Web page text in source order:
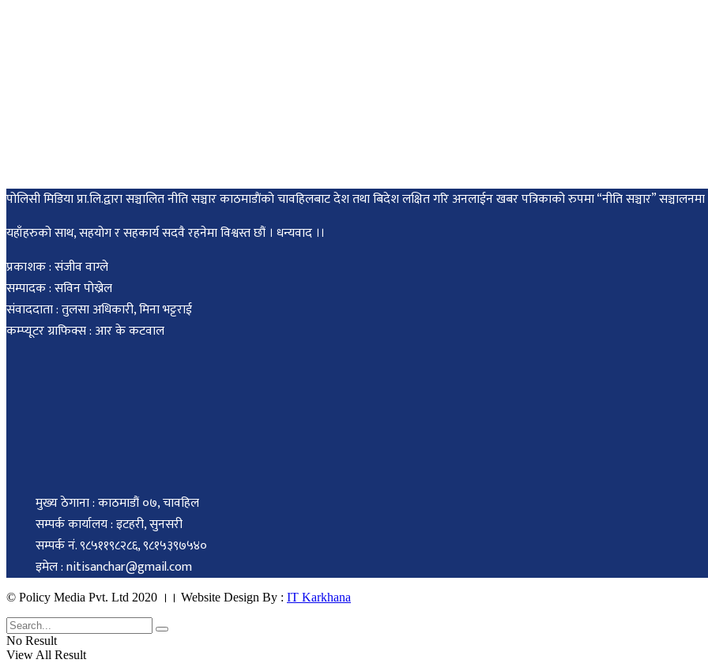
पोलिसी मिडिया प्रा.लि.द्वारा सञ्चालित नीति सञ्चार काठमाडाैंकाे चावहिलबाट देश तथा बिदेश लक्षित गरि अनलाईन खबर पत्रिकाको रुपमा “नीति सञ्चार”
यहाँहरुको साथ, सहयोग र सहकार्य सदवै रहनेमा विश्वस्त छौं । धन्यवाद ।।
प्रकाशक : संजीव वाग्ले
सम्पादक : सविन पोख्रेल
संवाददाता : तुलसा अधिकारी, मिना भट्टराई
कम्प्यूटर ग्राफिक्स : आर के कटवाल
मुख्य ठेगाना : काठमाडौं ०७, चावहिल
सम्पर्क कार्यालय : इटहरी, सुनसरी
सम्पर्क नं. ९८५११९८२८६, ९८१५३९७५४०
इमेल : nitisanchar@gmail.com
© Policy Media Pvt. Ltd 2020 ।। Website Design By : IT Karkhana
No Result
View All Result